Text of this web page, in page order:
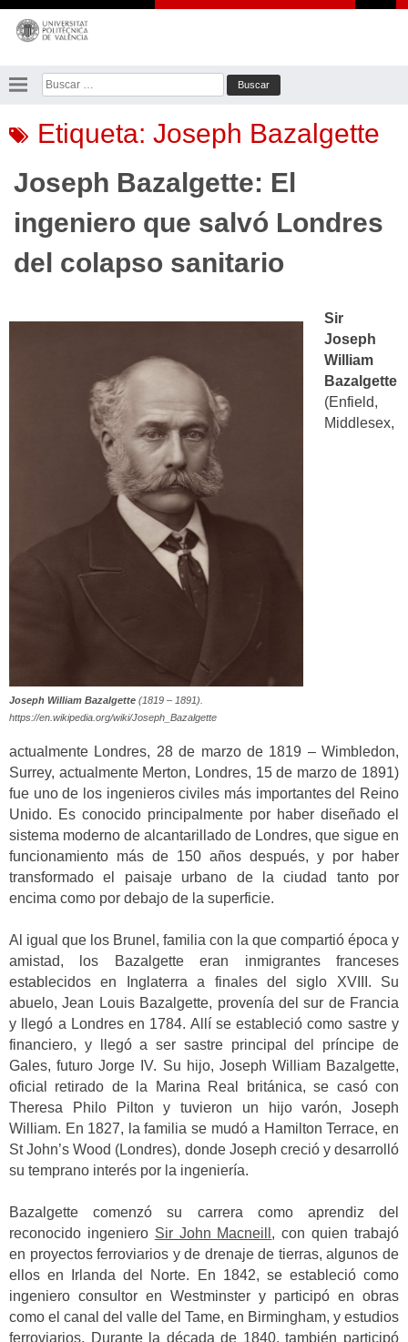
Saltar
contenido
Buscar:
Etiqueta: Joseph Bazalgette
Joseph Bazalgette: El
ingeniero que salvó Londres
del colapso sanitario
Joseph William Bazalgette (1819 – 1891).
https://en.wikipedia.org/wiki/Joseph_Bazalgette
Sir
Joseph
William
Bazalgette
(Enfield,
Middlesex,
actualmente Londres, 28 de marzo de 1819 – Wimbledon,
Surrey, actualmente Merton, Londres, 15 de marzo de 1891)
fue uno de los ingenieros civiles más importantes del Reino
Unido. Es conocido principalmente por haber diseñado el
sistema moderno de alcantarillado de Londres, que sigue en
funcionamiento más de 150 años después, y por haber
transformado el paisaje urbano de la ciudad tanto por
encima como por debajo de la superficie.
Al igual que los Brunel, familia con la que compartió época y
amistad, los Bazalgette eran inmigrantes franceses
establecidos en Inglaterra a finales del siglo XVIII. Su
abuelo, Jean Louis Bazalgette, provenía del sur de Francia
y llegó a Londres en 1784. Allí se estableció como sastre y
financiero, y llegó a ser sastre principal del príncipe de
Gales, futuro Jorge IV. Su hijo, Joseph William Bazalgette,
oficial retirado de la Marina Real británica, se casó con
Theresa Philo Pilton y tuvieron un hijo varón, Joseph
William. En 1827, la familia se mudó a Hamilton Terrace, en
St John’s Wood (Londres), donde Joseph creció y desarrolló
su temprano interés por la ingeniería.
Bazalgette comenzó su carrera como aprendiz del
reconocido ingeniero Sir John Macneill , con quien trabajó
en proyectos ferroviarios y de drenaje de tierras, algunos de
ellos en Irlanda del Norte. En 1842, se estableció como
ingeniero consultor en Westminster y participó en obras
como el canal del valle del Tame, en Birmingham, y estudios
ferroviarios. Durante la década de 1840, también participó